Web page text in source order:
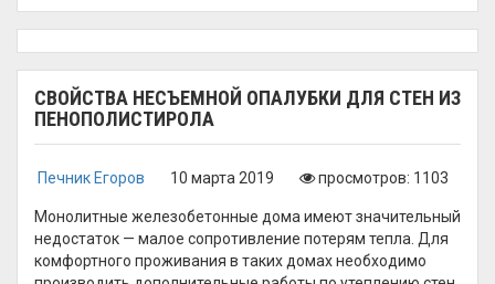
СВОЙСТВА НЕСЪЕМНОЙ ОПАЛУБКИ ДЛЯ СТЕН ИЗ
ПЕНОПОЛИСТИРОЛА
Печник Егоров 10 марта 2019 просмотров: 1103
Монолитные железобетонные дома имеют значительный
недостаток — малое сопротивление потерям тепла. Для
комфортного проживания в таких домах необходимо